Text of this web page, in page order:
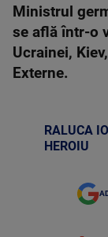
Ministrul
se află într-o
Ucrainei,
Externe.
RALUCA
HEROIU